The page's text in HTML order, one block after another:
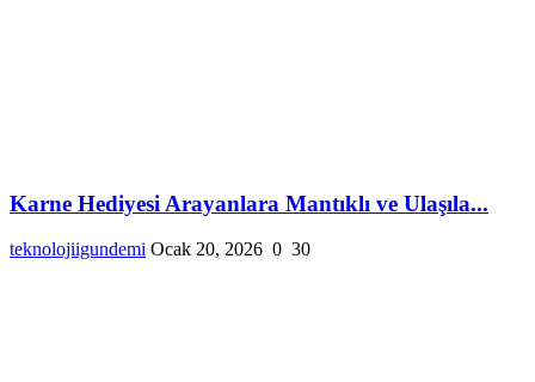
Karne Hediyesi Arayanlara Mantıklı ve Ulaşıla...
teknolojiigundemi Ocak 20, 2026 0 30